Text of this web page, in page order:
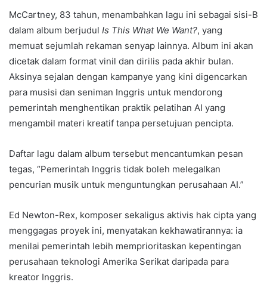
McCartney, 83 tahun, menambahkan lagu ini sebagai sisi-B
dalam album berjudul Is This What We Want?, yang
memuat sejumlah rekaman senyap lainnya. Album ini akan
dicetak dalam format vinil dan dirilis pada akhir bulan.
Aksinya sejalan dengan kampanye yang kini digencarkan
para musisi dan seniman Inggris untuk mendorong
pemerintah menghentikan praktik pelatihan AI yang
mengambil materi kreatif tanpa persetujuan pencipta.
Daftar lagu dalam album tersebut mencantumkan pesan
tegas, “Pemerintah Inggris tidak boleh melegalkan
pencurian musik untuk menguntungkan perusahaan AI.”
Ed Newton-Rex, komposer sekaligus aktivis hak cipta yang
menggagas proyek ini, menyatakan kekhawatirannya: ia
menilai pemerintah lebih memprioritaskan kepentingan
perusahaan teknologi Amerika Serikat daripada para
kreator Inggris.